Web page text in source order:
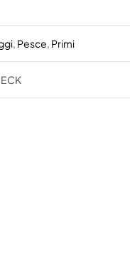
, Pesce, Primi